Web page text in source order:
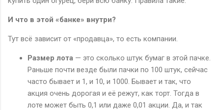
И что в этой «банке» внутри?
Тут всё зависит от «продавца», то есть компании.
Размер лота — это сколько штук бумаг в этой пачке.
Раньше почти везде были пачки по 100 штук, сейчас
часто бывает и 1, и 10, и 1000. Бывает и так, что
акция очень дорогая и её режут, как торт. Тогда в
лоте может быть 0,1 или даже 0,01 акции. Да, и так